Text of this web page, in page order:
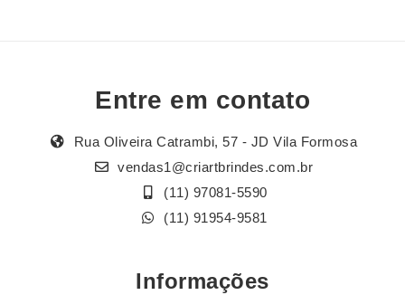
Entre em contato
Rua Oliveira Catrambi, 57 - JD Vila Formosa
vendas1@criartbrindes.com.br
(11) 97081-5590
(11) 91954-9581
Informações